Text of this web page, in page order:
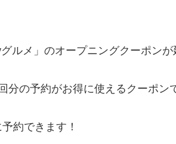
ルメ」のオープニングクーポンが
分の予約がお得に使えるクーポン
約できます！